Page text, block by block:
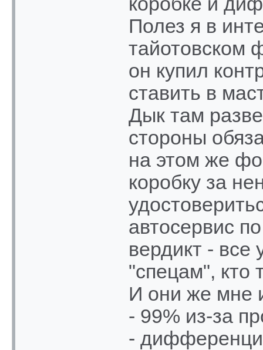
Полез я в
тайотовском
он купил
ставить в
Дык там
стороны
на этом же
коробку за
автосервис
вердикт - все
"спецам", кто
И они же мне
- 99% из-за
-